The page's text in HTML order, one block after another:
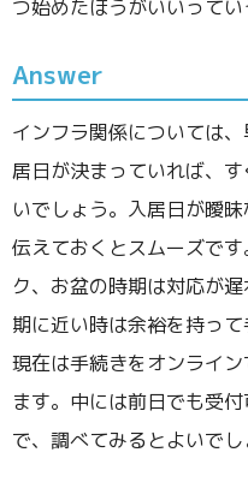
つ始めたほうがいいって
Answer
インフラ関係については
居日が決まっていれば、
いでしょう。入居日が曖
伝えておくとスムーズで
ク、お盆の時期は対応が
期に近い時は余裕を持って
現在は手続きをオンライ
ます。中には前日でも受
で、調べてみるとよいでし